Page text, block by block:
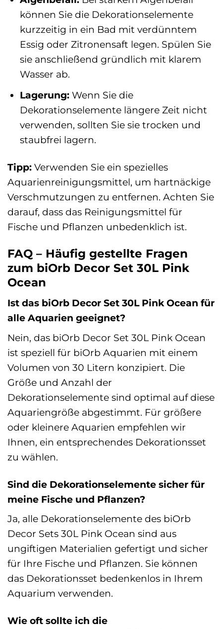
können Sie die Dekorationselemente
kurzzeitig in ein Bad mit verdünntem
Essig oder Zitronensaft legen. Spülen Sie
sie anschließend gründlich mit klarem
Wasser ab.
Lagerung:Wenn Sie die
Dekorationselemente längere Zeit nicht
verwenden, sollten Sie sie trocken und
staubfrei lagern.
Tipp: Verwenden Sie ein spezielles
Aquarienreinigungsmittel, um hartnäckige
Verschmutzungen zu entfernen. Achten Sie
darauf, dass das Reinigungsmittel für
Fische und Pflanzen unbedenklich ist.
FAQ – Häufig gestellte Fragen
zum biOrb Decor Set 30L Pink
Ocean
Ist das biOrb Decor Set 30L Pink Ocean für
alle Aquarien geeignet?
Nein, das biOrb Decor Set 30L Pink Ocean
ist speziell für biOrb Aquarien mit einem
Volumen von 30 Litern konzipiert. Die
Größe und Anzahl der
Dekorationselemente sind optimal auf diese
Aquariengröße abgestimmt. Für größere
oder kleinere Aquarien empfehlen wir
Ihnen, ein entsprechendes Dekorationsset
zu wählen.
Sind die Dekorationselemente sicher für
meine Fische und Pflanzen?
Ja, alle Dekorationselemente des biOrb
Decor Sets 30L Pink Ocean sind aus
ungiftigen Materialien gefertigt und sicher
für Ihre Fische und Pflanzen. Sie können
das Dekorationsset bedenkenlos in Ihrem
Aquarium verwenden.
Wie oft sollte ich die